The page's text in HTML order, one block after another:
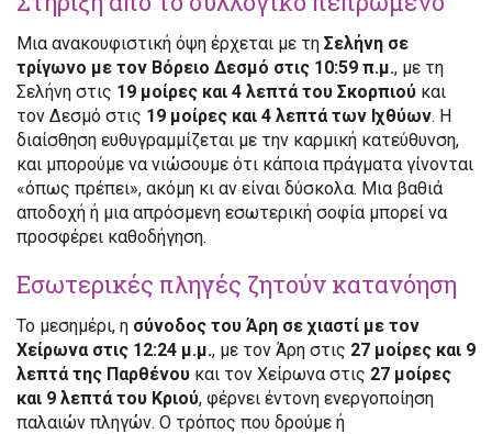
Μια ανακουφιστική όψη έρχεται με τη Σελήνη σε
τρίγωνο με τον Βόρειο Δεσμό στις 10:59 π.μ., με τη
Σελήνη στις 19 μοίρες και 4 λεπτά του Σκορπιού και
τον Δεσμό στις 19 μοίρες και 4 λεπτά των Ιχθύων. Η
διαίσθηση ευθυγραμμίζεται με την καρμική κατεύθυνση,
και μπορούμε να νιώσουμε ότι κάποια πράγματα γίνονται
«όπως πρέπει», ακόμη κι αν είναι δύσκολα. Μια βαθιά
αποδοχή ή μια απρόσμενη εσωτερική σοφία μπορεί να
προσφέρει καθοδήγηση.
Εσωτερικές πληγές ζητούν κατανόηση
Το μεσημέρι, η σύνοδος του Άρη σε χιαστί με τον
Χείρωνα στις 12:24 μ.μ., με τον Άρη στις 27 μοίρες και 9
λεπτά της Παρθένου και τον Χείρωνα στις 27 μοίρες
και 9 λεπτά του Κριού, φέρνει έντονη ενεργοποίηση
παλαιών πληγών. Ο τρόπος που δρούμε ή